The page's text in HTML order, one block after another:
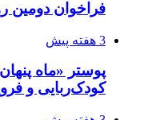
فراخوان دومین
3 هفته پیش
پوستر «ماه
کودک‌ربایی و